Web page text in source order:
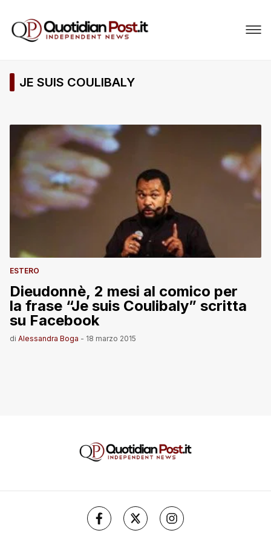
JE SUIS COULIBALY
ESTERO
Dieudonnè, 2 mesi al comico per
la frase “Je suis Coulibaly” scritta
su Facebook
di Alessandra Boga - 18 marzo 2015